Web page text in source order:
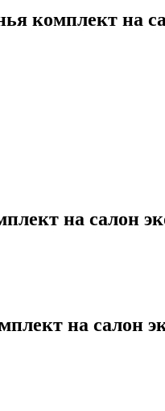
комплект на
на салон
на салон